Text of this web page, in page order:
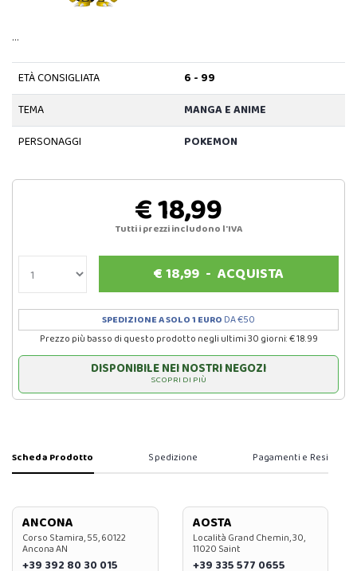
…
ETÀ CONSIGLIATA
6 - 99
TEMA
MANGA E ANIME
PERSONAGGI
POKEMON
€ 18,99
Tutti i prezzi includono l'IVA
€18,99 -ACQUISTA
SPEDIZIONE A SOLO 1 EURO DA €50
Prezzo più basso di questo prodotto negli ultimi 30 giorni: € 18.99
DISPONIBILE NEI NOSTRI NEGOZI
SCOPRI DI PIÙ
Scheda Prodotto Spedizione Pagamenti e Resi
ANCONA
Corso Stamira, 55, 60122
Ancona AN
+39 392 80 30 015
AOSTA
Località Grand Chemin, 30,
11020 Saint
+39 335 577 0655